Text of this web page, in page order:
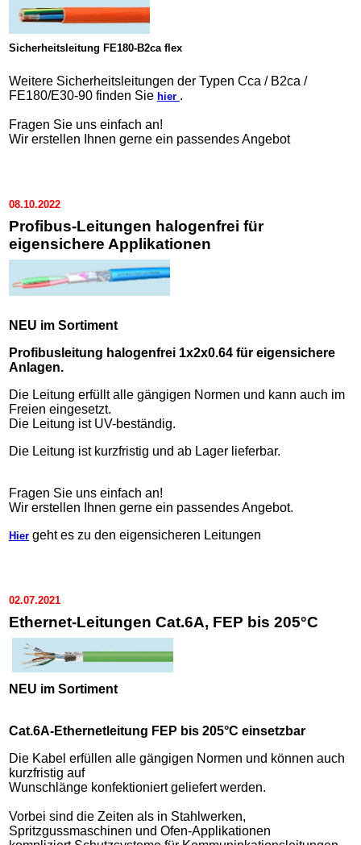
Sicherheitsleitung FE180-B2ca flex
Weitere Sicherheitsleitungen der Typen Cca / B2ca /
FE180/E30-90 finden Sie hier .
Fragen Sie uns einfach an!
Wir erstellen Ihnen gerne ein passendes Angebot
08.10.2022
Profibus-Leitungen halogenfrei für
eigensichere Applikationen
NEU im Sortiment
Profibusleitung halogenfrei 1x2x0.64 für eigensichere
Anlagen.
Die Leitung erfüllt alle gängigen Normen und kann auch im
Freien eingesetzt.
Die Leitung ist UV-beständig.
Die Leitung ist kurzfristig und ab Lager lieferbar.
Fragen Sie uns einfach an!
Wir erstellen Ihnen gerne ein passendes Angebot.
Hier geht es zu den eigensicheren Leitungen
02.07.2021
Ethernet-Leitungen Cat.6A, FEP bis 205°C
NEU im Sortiment
Cat.6A-Ethernetleitung FEP bis 205°C einsetzbar
Die Kabel erfüllen alle gängigen Normen und können auch
kurzfristig auf
Wunschlänge konfektioniert geliefert werden.
Vorbei sind die Zeiten als in Stahlwerken,
Spritzgussmaschinen und Ofen-Applikationen